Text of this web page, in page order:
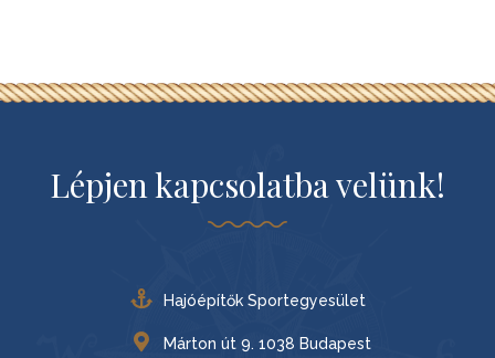
Lépjen kapcsolatba velünk!
Hajóépítők Sportegyesület
Márton út 9. 1038 Budapest